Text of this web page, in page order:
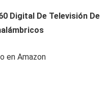
Digital De Televisión De
en Amazon